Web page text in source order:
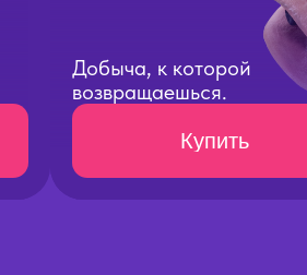
Добыча, к которой
возвращаешься.
Купить